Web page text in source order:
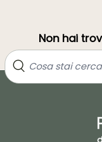
Non hai